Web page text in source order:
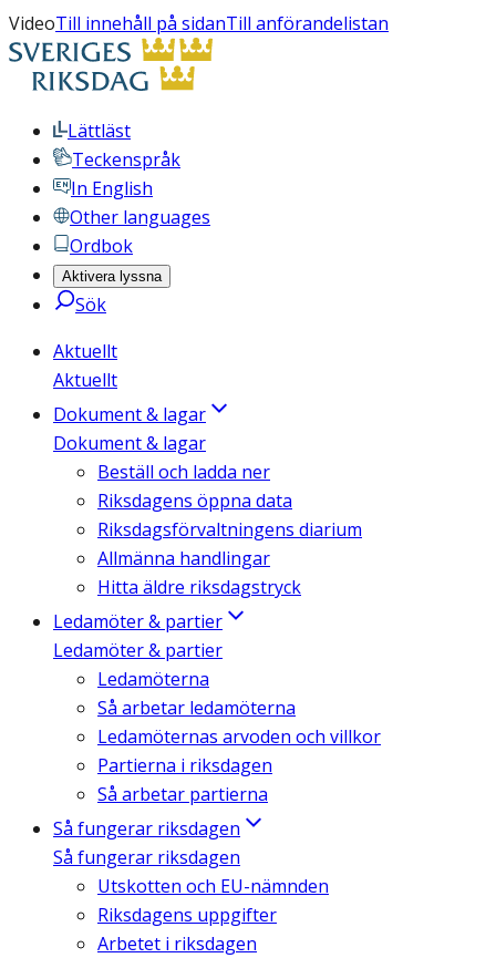
VideoTill innehåll på sidanTill anförandelistan
Lättläst
Teckenspråk
In English
Other languages
Ordbok
Aktivera lyssna
Sök
Aktuellt
Aktuellt
Dokument & lagar
Dokument & lagar
Beställ och ladda ner
Riksdagens öppna data
Riksdagsförvaltningens diarium
Allmänna handlingar
Hitta äldre riksdagstryck
Ledamöter & partier
Ledamöter & partier
Ledamöterna
Så arbetar ledamöterna
Ledamöternas arvoden och villkor
Partierna i riksdagen
Så arbetar partierna
Så fungerar riksdagen
Så fungerar riksdagen
Utskotten och EU-nämnden
Riksdagens uppgifter
Arbetet i riksdagen